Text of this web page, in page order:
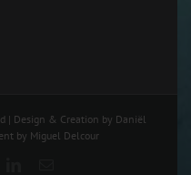
| Design & Creation by Daniël
by Miguel Delcour